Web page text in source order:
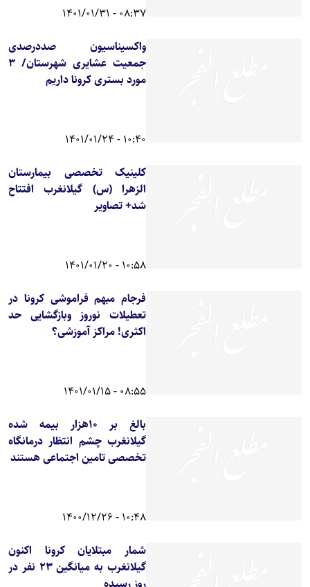
08:37 - 1401/01/31
واکسیناسیون صددرصدی
جمعیت عشایری شهرستان/ 3
مورد بستری کرونا داریم
10:40 - 1401/01/24
کلینیک تخصصی بیمارستان
الزهرا (س) گیلانغرب افتتاح
شد+ تصاویر
10:58 - 1401/01/20
فرجام مبهم فراموشی کرونا در
تعطیلات نوروز وبازگشایی حد
اکثری! مراکز آموزشی؟
08:55 - 1401/01/15
بالغ بر 10هزار بیمه شده
گیلانغرب چشم انتظار درمانگاه
تخصصی تامین اجتماعی هستند
10:48 - 1400/12/26
شمار مبتلایان کرونا اکنون
گیلانغرب به میانگین ۲۳ نفر در